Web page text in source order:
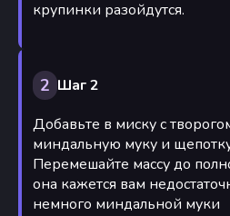
крупинки разойдутся.
2 Шаг 2
Добавьте в миску с
миндальную муку и
Перемешайте массу до
она кажется вам
немного миндальной муки